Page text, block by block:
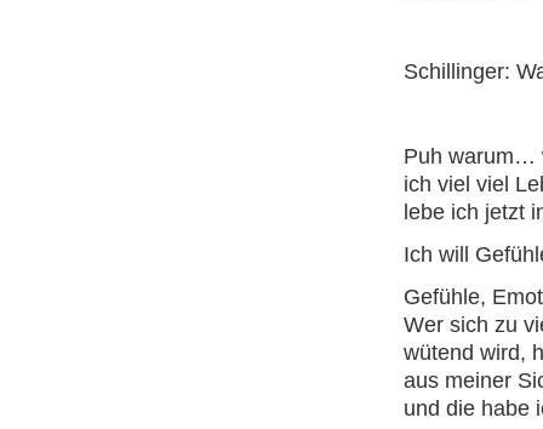
Schillinger:
Puh warum…
ich viel viel
lebe ich jetzt
Ich will
Gefühle,
Wer sich zu
wütend wird,
aus meiner
und die habe